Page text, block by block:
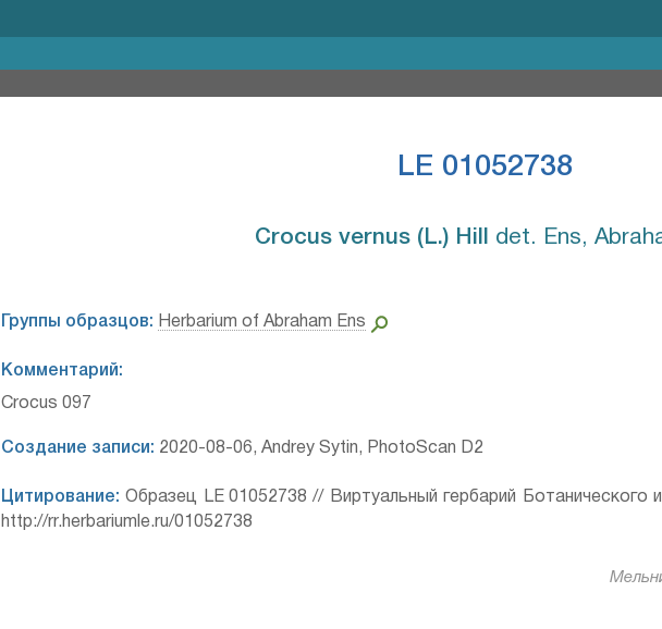
LE 01052738
Crocus vernus (L.) Hill⁣ det. Ens,
Группы образцов: Herbarium of Abraham Ens
Комментарий:
Crocus 097
Создание записи: 2020-08-06, Andrey Sytin, PhotoScan D2
Цитирование: Образец LE 01052738 // Виртуальный гербарий
http://rr.herbariumle.ru/01052738